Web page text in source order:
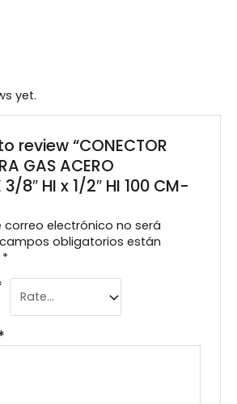
yet.
review “CONECTOR
GAS ACERO
3/8″ HI x 1/2″ HI 100 CM-
correo electrónico no será
obligatorios están
*